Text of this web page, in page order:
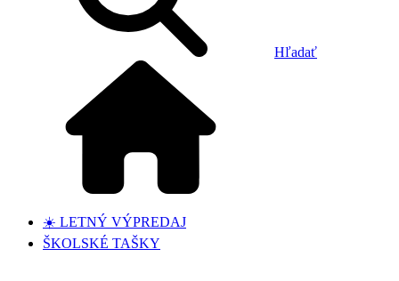
Hľadať
☀️ LETNÝ VÝPREDAJ
ŠKOLSKÉ TAŠKY